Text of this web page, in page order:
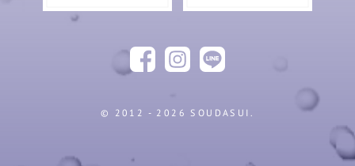
友だ
© 2012 - 2026 SOUDASUI.